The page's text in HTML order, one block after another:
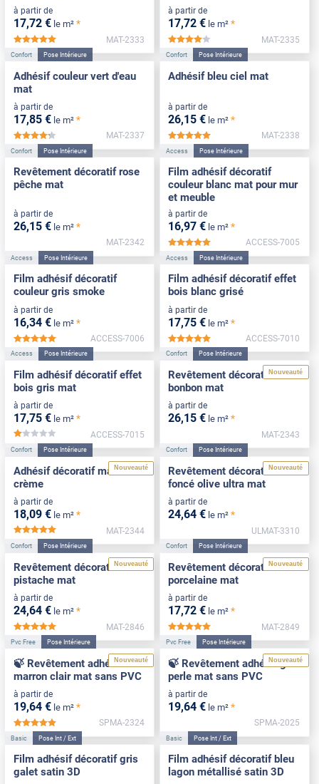
à partir de
17,72 € le m² *
*****
MAT-2333
à partir de
17,72 € le m² *
*****
MAT-2335
Confort Pose Intérieure
Adhésif couleur vert d'eau
mat
à partir de
17,85 € le m² *
*****
MAT-2337
Confort Pose Intérieure
Adhésif bleu ciel mat
à partir de
26,15 € le m² *
MAT-2338
Confort Pose Intérieure
Revêtement décoratif rose
pêche mat
à partir de
26,15 € le m² *
MAT-2342
Access Pose Intérieure
Film adhésif décoratif
couleur blanc mat pour mur
et meuble
à partir de
16,97 € le m² *
ACCESS-7005
Access Pose Intérieure
Film adhésif décoratif
couleur gris smoke
à partir de
16,34 € le m² *
*****
ACCESS-7006
Access Pose Intérieure
Film adhésif décoratif effet
bois blanc grisé
à partir de
17,75 € le m² *
ACCESS-7010
Access Pose Intérieure
Film adhésif décoratif effet
bois gris mat
à partir de
17,75 € le m² *
*****
ACCESS-7015
Nouveauté
Confort Pose Intérieure
Revêtement décoratif rose
bonbon mat
à partir de
26,15 € le m² *
MAT-2343
Nouveauté
Confort Pose Intérieure
Adhésif décoratif mat blanc
crème
à partir de
18,09 € le m² *
*****
MAT-2344
Nouveauté
Confort Pose Intérieure
Revêtement décoratif vert
foncé olive ultra mat
à partir de
24,64 € le m² *
ULMAT-3310
Nouveauté
Confort Pose Intérieure
Revêtement décoratif vert
pistache mat
à partir de
24,64 € le m² *
*****
MAT-2846
Nouveauté
Confort Pose Intérieure
Revêtement décoratif
porcelaine mat
à partir de
17,72 € le m² *
MAT-2849
Nouveauté
Pvc Free Pose Intérieure
🍃 Revêtement adhésif
marron clair mat sans PVC
à partir de
19,64 € le m² *
*****
SPMA-2324
Nouveauté
Pvc Free Pose Intérieure
🍃 Revêtement adhésif gris
perle mat sans PVC
à partir de
19,64 € le m² *
SPMA-2025
Basic Pose Int / Ext
Film adhésif décoratif gris
galet satin 3D
Basic Pose Int / Ext
Film adhésif décoratif bleu
lagon métallisé satin 3D